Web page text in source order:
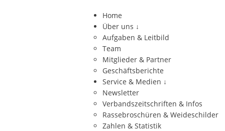
Home
Über uns ↓
Aufgaben & Leitbild
Team
Mitglieder & Partner
Geschäftsberichte
Service & Medien ↓
Newsletter
Verbandszeitschriften & Infos
Rassebroschüren & Weideschilder
Zahlen & Statistik